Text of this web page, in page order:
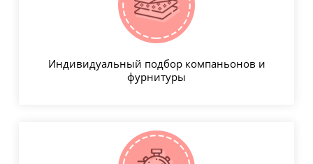
Индивидуальный подбор компаньонов и
фурнитуры